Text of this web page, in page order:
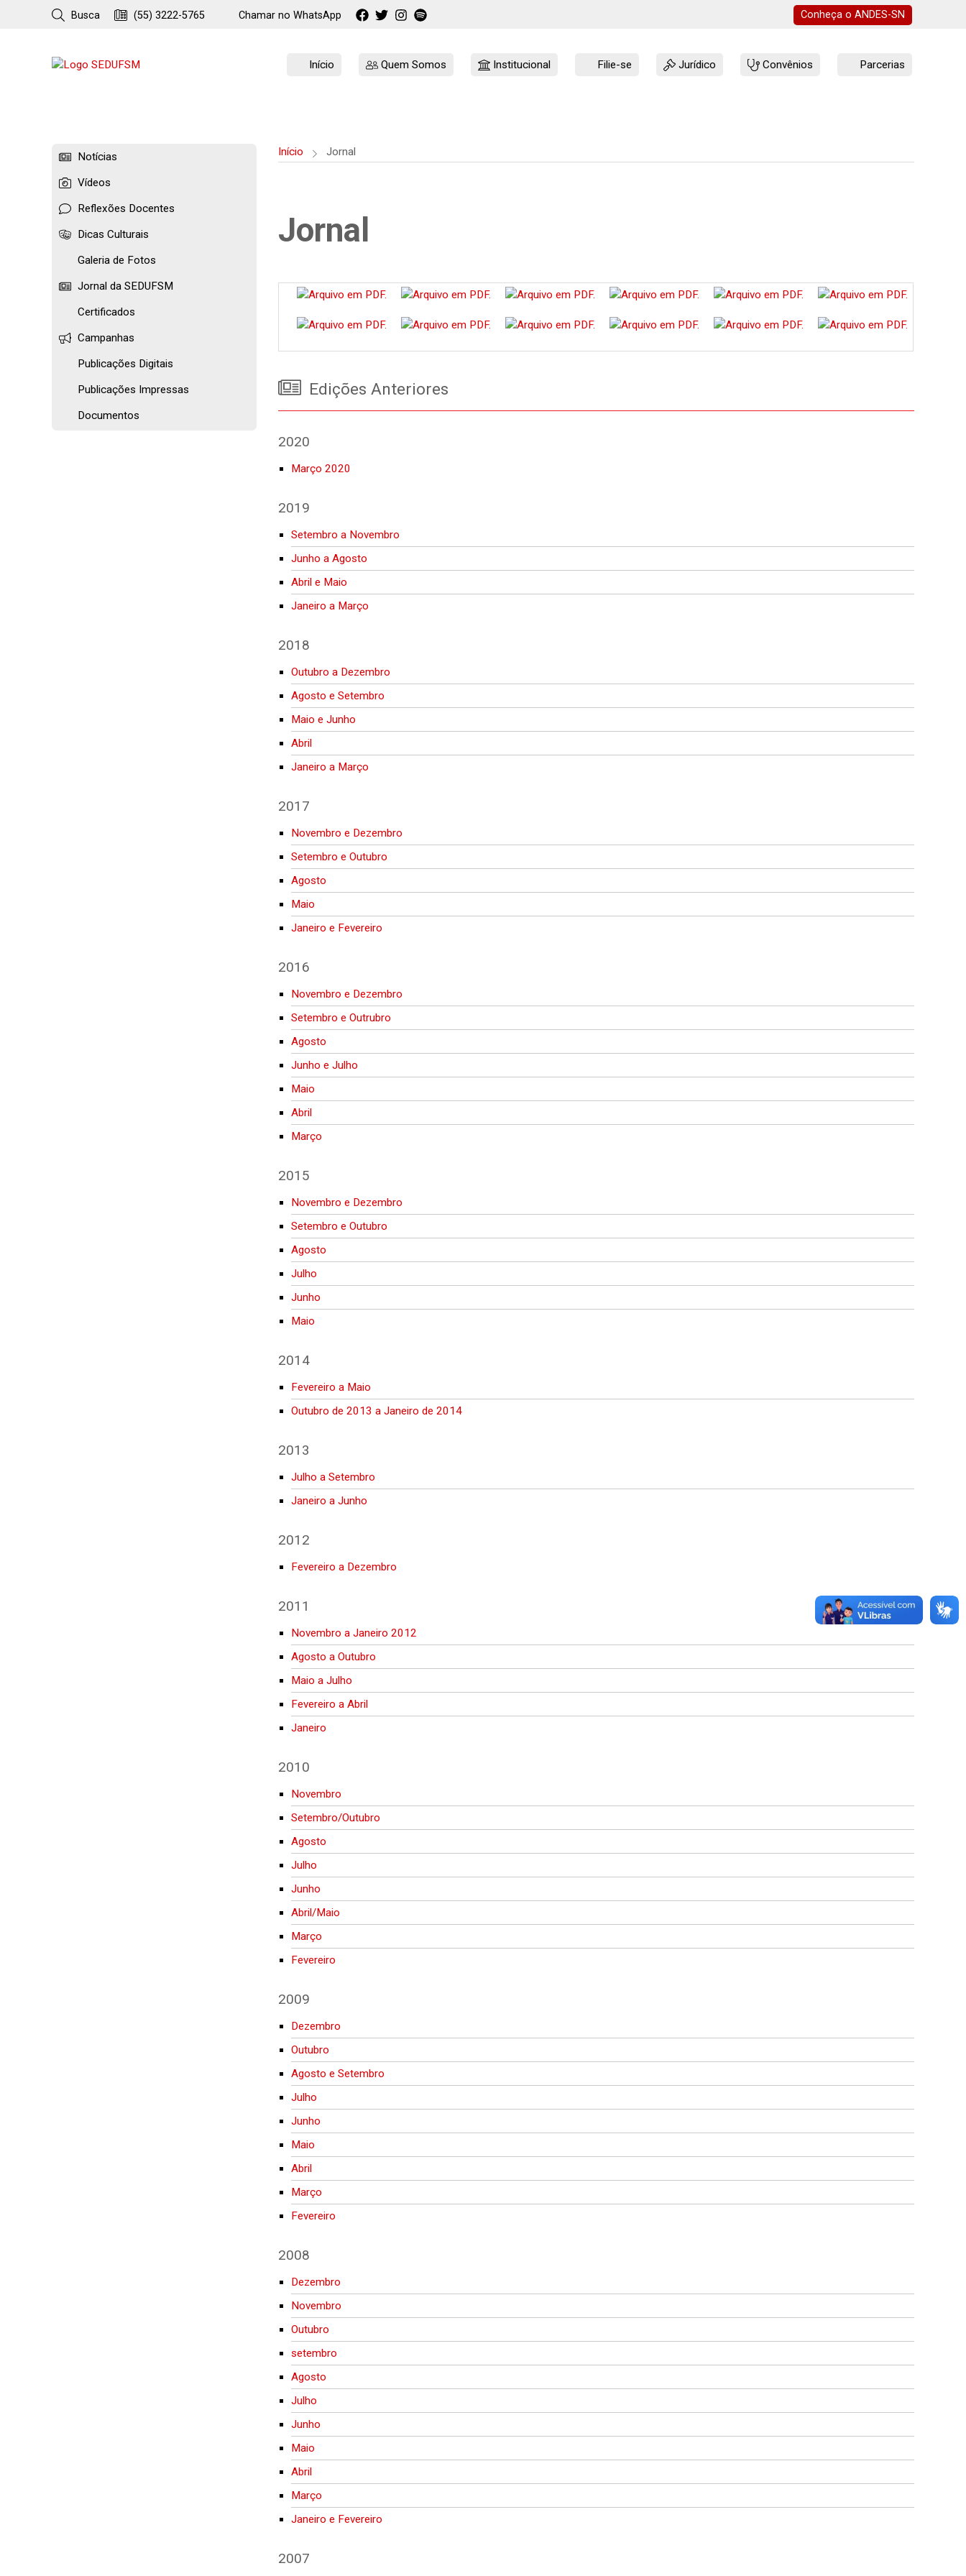
Busca (55) 3222-5765 Chamar no WhatsApp Conheça o ANDES-SN
Início Quem Somos Institucional Filie-se Jurídico Convênios Parcerias
Notícias
Vídeos
Reflexões Docentes
Dicas Culturais
Galeria de Fotos
Jornal da SEDUFSM
Certificados
Campanhas
Publicações Digitais
Publicações Impressas
Documentos
Início Jornal
Jornal
Edições Anteriores
2020
Março 2020
2019
Setembro a Novembro
Junho a Agosto
Abril e Maio
Janeiro a Março
2018
Outubro a Dezembro
Agosto e Setembro
Maio e Junho
Abril
Janeiro a Março
2017
Novembro e Dezembro
Setembro e Outubro
Agosto
Maio
Janeiro e Fevereiro
2016
Novembro e Dezembro
Setembro e Outrubro
Agosto
Junho e Julho
Maio
Abril
Março
2015
Novembro e Dezembro
Setembro e Outubro
Agosto
Julho
Junho
Maio
2014
Fevereiro a Maio
Outubro de 2013 a Janeiro de 2014
2013
Julho a Setembro
Janeiro a Junho
2012
Fevereiro a Dezembro
2011
Novembro a Janeiro 2012
Agosto a Outubro
Maio a Julho
Fevereiro a Abril
Janeiro
2010
Novembro
Setembro/Outubro
Agosto
Julho
Junho
Abril/Maio
Março
Fevereiro
2009
Dezembro
Outubro
Agosto e Setembro
Julho
Junho
Maio
Abril
Março
Fevereiro
2008
Dezembro
Novembro
Outubro
setembro
Agosto
Julho
Junho
Maio
Abril
Março
Janeiro e Fevereiro
2007